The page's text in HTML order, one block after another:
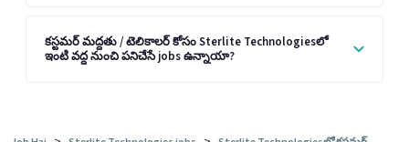
కస్టమర్ మద్దతు / టెలికాలర్ కోసం Sterlite Technologiesలో
ఇంటి వద్ద నుంచి పనిచేసే jobs ఉన్నాయా?